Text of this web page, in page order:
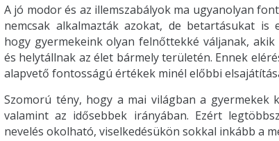
A jó modor és az illemszabályok ma ugyanolyan
nemcsak alkalmazták azokat, de betartásukat is
hogy gyermekeink olyan felnőttekké váljanak,
és helytállnak az élet bármely területén. Ennek
alapvető fontosságú értékek minél előbbi
Szomorú tény, hogy a mai világban a gyermekek
valamint az idősebbek irányában. Ezért
nevelés okolható, viselkedésükön sokkal inkább a